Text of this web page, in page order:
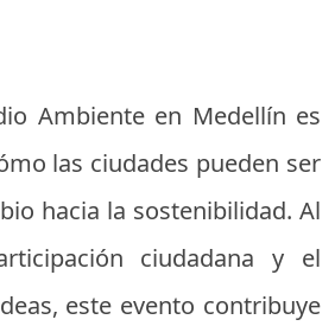
Ambiente en Medellín es
las ciudades pueden ser
hacia la sostenibilidad. Al
ciudadana y el
este evento contribuye